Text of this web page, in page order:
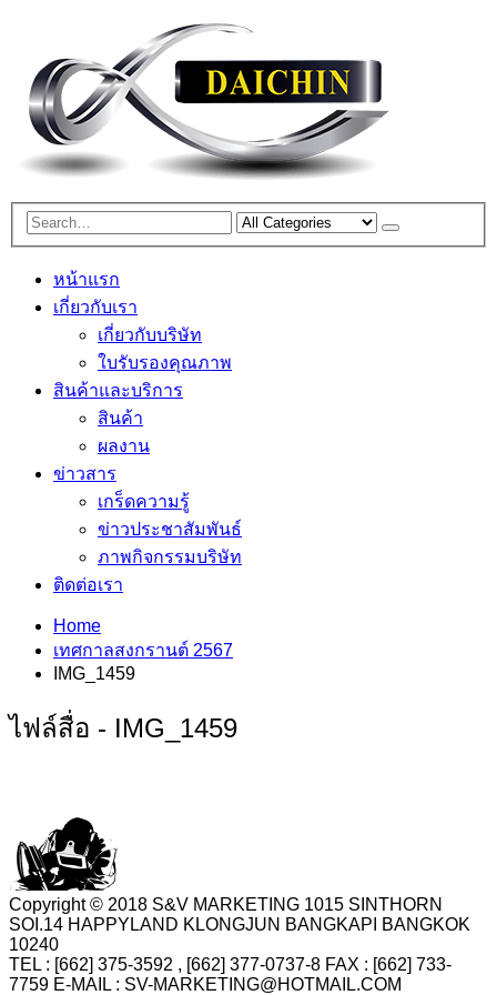
หน้าแรก
เกี่ยวกับเรา
เกี่ยวกับบริษัท
ใบรับรองคุณภาพ
สินค้าและบริการ
สินค้า
ผลงาน
ข่าวสาร
เกร็ดความรู้
ข่าวประชาสัมพันธ์
ภาพกิจกรรมบริษัท
ติดต่อเรา
Home
เทศกาลสงกรานต์ 2567
IMG_1459
ไฟล์สื่อ - IMG_1459
Copyright © 2018 S&V MARKETING 1015 SINTHORN
SOI.14 HAPPYLAND KLONGJUN BANGKAPI BANGKOK
10240
TEL : [662] 375-3592 , [662] 377-0737-8 FAX : [662] 733-
7759 E-MAIL : SV-MARKETING@HOTMAIL.COM